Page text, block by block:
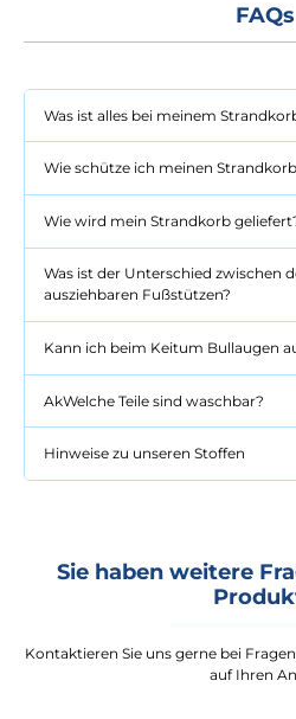
FAQs
Was ist alles bei meinem
Wie schütze ich meinen
Wie wird mein Strandkorb
Was ist der Unterschied zwischen
ausziehbaren Fußstützen?
Kann ich beim Keitum Bullaugen
AkWelche Teile sind waschbar?
Hinweise zu unseren Stoffen
Sie haben weitere
Kontaktieren Sie uns gerne bei
auf Ihren